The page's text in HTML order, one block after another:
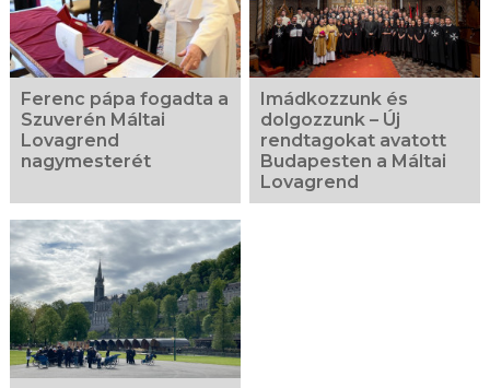
Ferenc pápa fogadta a
Szuverén Máltai
Lovagrend
nagymesterét
Imádkozzunk és
dolgozzunk – Új
rendtagokat avatott
Budapesten a Máltai
Lovagrend